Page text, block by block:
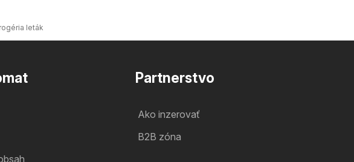
leták
Partnerstvo
Ako inzerovať
B2B zóna